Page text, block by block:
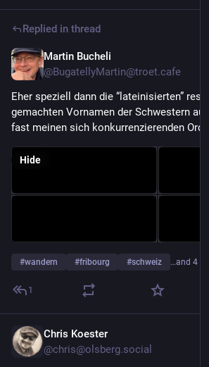
Replied in thread
Martin Bucheli
@BugatellyMartin@troet.cafe
Eher speziell dann die “lateinisierten”
gemachten Vornamen der Schwestern
fast meinen sich konkurrenzierenden
Hide
#wandern #fribourg #schweiz …and 4
1
Chris Koester
@chris@olsberg.social